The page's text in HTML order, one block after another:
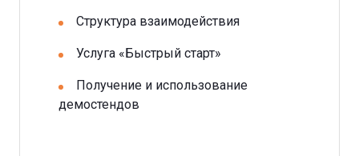
Структура взаимодействия
Услуга «Быстрый старт»
Получение и использование
демостендов